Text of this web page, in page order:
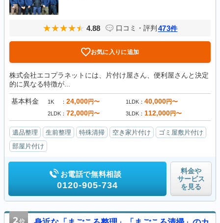
4.88 口コミ・評判 473件
お気に入りに追加
株式会社エコプラネットには、片付け屋さん、便利屋さんと決定
的に異なる特徴が...
基本料金 1K 24,000円〜 1LDK 40,000円〜
2LDK 72,000円〜 3LDK 112,000円〜
遺品整理 生前整理 特殊清掃 空き家片付け
ゴミ屋敷片付け
部屋片付け
お電話で無料相談
0120-905-734
料金や
サービス
を見る
2位